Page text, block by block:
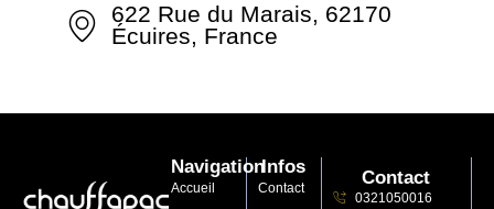
622 Rue du Marais, 62170
Écuires, France
Navigation
Accueil
Infos
Contact
Contact
0321050016